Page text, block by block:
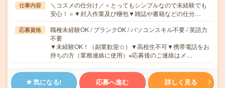
仕事内容
＼コスメの仕分け／＜とってもシンプルなので未経験でも
安心！＞▼封入作業及び梱包▼雑誌や書籍などの仕分…
応募資格
職種未経験OK / ブランクOK / パソコンスキル不要 / 英語力
不要
▼未経験OK！（副業歓迎☆）▼高校生不可▼携帯電話をお
持ちの方（業務連絡に使用）※応募後のご連絡はメ…
気になる! 応募へ進む 詳しく見る